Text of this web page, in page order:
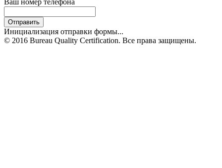
Отправить
Инициализация отправки формы...
© 2016 Bureau Quality Certification. Все права защищены.